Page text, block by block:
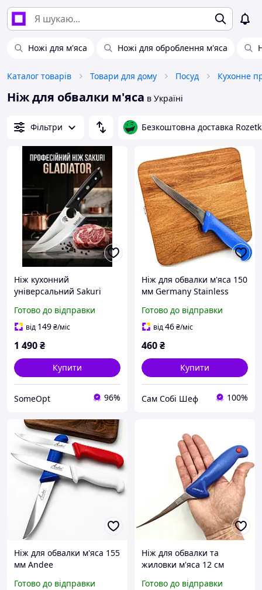
Ножі для м'яса Ножі для оброблення м'яса
Каталог товарів Товари для дому Посуд Кухонне
Ніж для обвалки м'яса в Україні
Фільтри Безкоштовна доставка
Ніж кухонний
універсальний Sakuri
потужний ніж для м яса,
обвалки та важких задач
Готово до відправки
від 149₴/міс
1 490₴
Купити
SomeOpt 96%
Ніж для обвалки м'яса 150
мм Germany Stainless
Готово до відправки
від46₴/міс
460₴
Купити
Сам Собі Шеф 100%
Ніж для обвалки м'яса 155
мм Andee
Готово до відправки
Ніж для обвалки та
жиловки м'яса 12 см
Готово до відправки